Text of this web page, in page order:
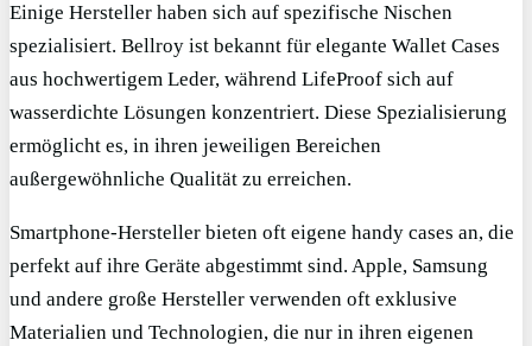
Einige Hersteller haben sich auf spezifische Nischen
spezialisiert. Bellroy ist bekannt für elegante Wallet Cases
aus hochwertigem Leder, während LifeProof sich auf
wasserdichte Lösungen konzentriert. Diese Spezialisierung
ermöglicht es, in ihren jeweiligen Bereichen
außergewöhnliche Qualität zu erreichen.
Smartphone-Hersteller bieten oft eigene handy cases an, die
perfekt auf ihre Geräte abgestimmt sind. Apple, Samsung
und andere große Hersteller verwenden oft exklusive
Materialien und Technologien, die nur in ihren eigenen